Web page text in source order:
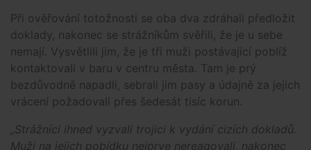
Při ověřování totožnosti se oba dva zdráhali předložit
doklady, nakonec se strážníkům svěřili, že je u sebe
nemají. Vysvětlili jim, že je tři muži postávající poblíž
kontaktovali v baru v centru města. Tam je prý
bezdůvodně napadli, sebrali jim pasy a údajně za jejich
vrácení požadovali přes šedesát tisíc korun.
„Strážníci ihned vyzvali trojici k vydání cizích dokladů.
Muži na jejich pobídku nejprve nereagovali, nakonec